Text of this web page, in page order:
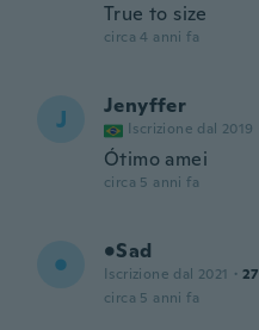
True to size
circa 4 anni fa
J Jenyffer
Iscrizione dal 2019
Ótimo amei
circa 5 anni fa
• •Sad
Iscrizione dal 2021 · 27
circa 5 anni fa